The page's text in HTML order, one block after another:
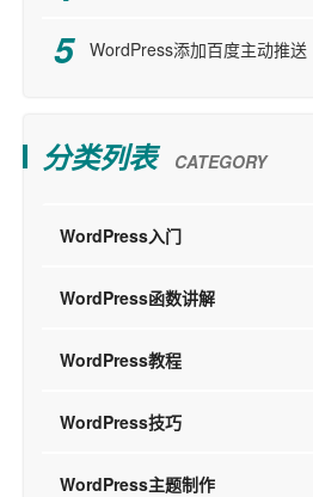
WordPress添加百度主动推送
分类列表 CATEGORY
WordPress入门
WordPress函数讲解
WordPress教程
WordPress技巧
WordPress主题制作